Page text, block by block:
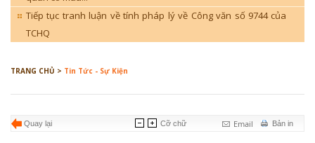
Tiếp tục tranh luận về tính pháp lý về Công văn số 9744 của
TCHQ
TRANG CHỦ > Tin Tức - Sự Kiện
Quay lại Bản in
Email
Cỡ chữ